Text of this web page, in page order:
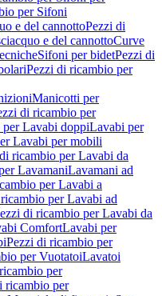
per Sifoni
e del cannottoPezzi di
e del cannottoCurve
Sifoni per bidetPezzi di
Pezzi di ricambio per
Manicotti per
di ricambio per
Lavabi doppiLavabi per
Lavabi per mobili
ricambio per Lavabi da
LavamaniLavamani ad
per Lavabi a
per Lavabi ad
di ricambio per Lavabi da
ComfortLavabi per
Pezzi di ricambio per
per VuotatoiLavatoi
per
ricambio per